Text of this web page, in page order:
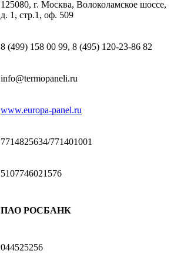
125080, г. Москва, Волоколамское шоссе,
д. 1, стр.1, оф. 509
8 (499) 158 00 99, 8 (495) 120-23-86 82
info@termopaneli.ru
www.europa-panel.ru
7714825634/771401001
5107746021576
ПАО РОСБАНК
044525256